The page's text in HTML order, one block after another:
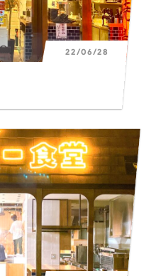
22/06/28